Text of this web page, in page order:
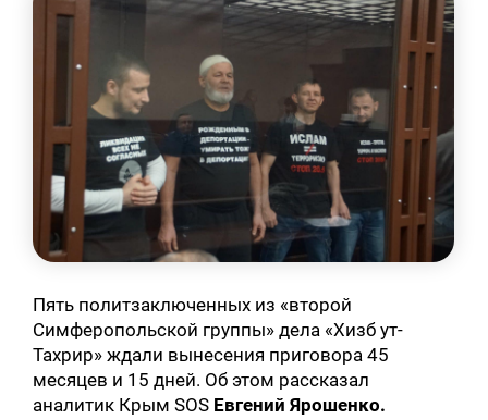
Пять политзаключенных из «второй
Симферопольской группы» дела «Хизб ут-
Тахрир» ждали вынесения приговора 45
месяцев и 15 дней. Об этом рассказал
аналитик Крым SOS Евгений Ярошенко.